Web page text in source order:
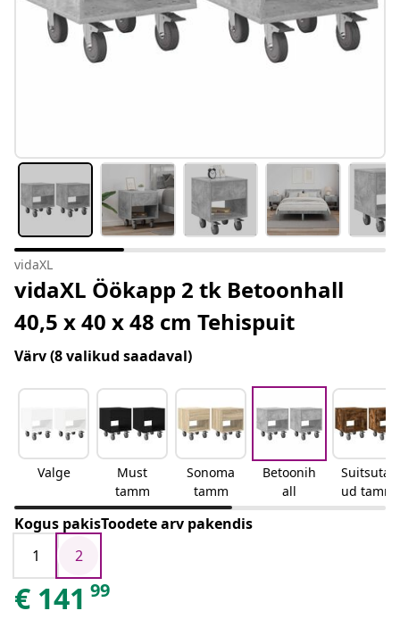
vidaXL
vidaXL Öökapp 2 tk Betoonhall
40,5 x 40 x 48 cm Tehispuit
Värv(8 valikud saadaval)
Valge
Must
tamm
Sonoma
tamm
Betoonih
all
Suitsutat
ud tamm
Kogus pakisToodete arv pakendis
1
2
€ 141 99